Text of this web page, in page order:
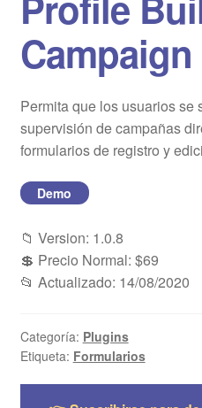
Blog
Mi cuenta
Permita que los usuarios se
supervisión de campañas
formularios de registro y
Demo
📁 Version: 1.0.8
💲 Precio Normal: $69
📂 Actualizado: 14/08/2020
Categoría: Plugins
Etiqueta: Formularios